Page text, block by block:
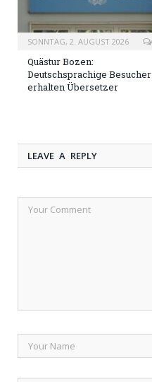
SONNTAG, 2. AUGUST 2026
Quästur Bozen:
Deutschsprachige Besucher
erhalten Übersetzer
LEAVE A REPLY